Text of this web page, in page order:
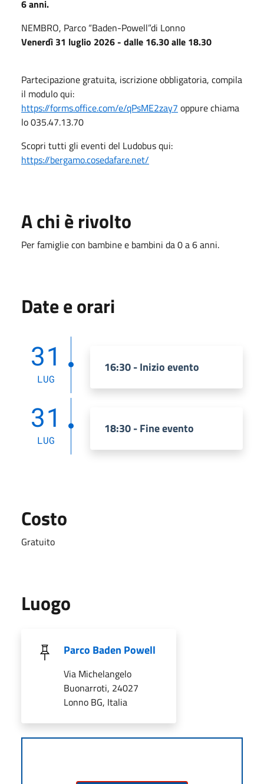
6 anni.
NEMBRO, Parco “Baden-Powell”di Lonno
Venerdì 31 luglio 2026 - dalle 16.30 alle 18.30
Partecipazione gratuita, iscrizione obbligatoria, compila
il modulo qui:
https://forms.office.com/e/qPsME2zay7 oppure chiama
lo035.47.13.70
Scopri tutti gli eventi del Ludobus qui:
https://bergamo.cosedafare.net/
A chi è rivolto
Per famiglie con bambine e bambini da 0 a 6 anni.
Date e orari
31
LUG
16:30 - Inizio evento
31
LUG
18:30 - Fine evento
Costo
Gratuito
Luogo
Parco Baden Powell
Via Michelangelo
Buonarroti, 24027
Lonno BG, Italia